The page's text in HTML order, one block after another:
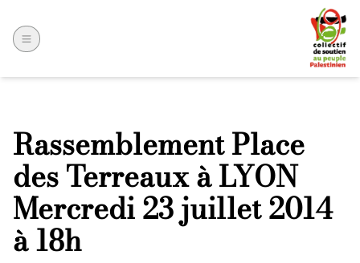
Rassemblement Place
des Terreaux à LYON
Mercredi 23 juillet 2014
à 18h